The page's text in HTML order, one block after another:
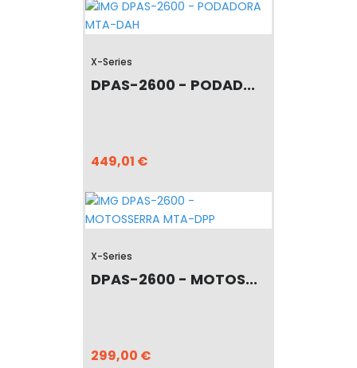
X-Series
DPAS-2600 - PODAD...
449,01 €
X-Series
DPAS-2600 - MOTOS...
299,00 €